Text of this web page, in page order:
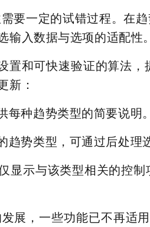
要一定的试错过程。在
入数据与选项的适配性。
和可快速验证的算法
新：
种趋势类型的简要说明。
势类型，可通过后处理
显示与该类型相关的控
展，一些功能已不再适